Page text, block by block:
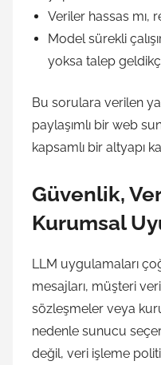
Veriler hassas mı,
Model sürekli
yoksa talep
Bu sorulara verilen
paylaşımlı bir web
kapsamlı bir altyapı
Güvenlik,
Kurumsal
LLM uygulamaları
mesajları, müşteri
sözleşmeler veya
nedenle sunucu
değil, veri işleme